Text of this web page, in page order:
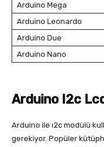
Arduino Mega
Arduino Leonardo
Arduino Due
Arduino Nano
Arduino I2c
Arduino ile ı2c modülü
gerekiyor. Popüler